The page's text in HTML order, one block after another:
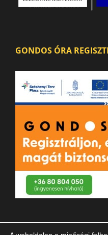
GONDOS ÓRA